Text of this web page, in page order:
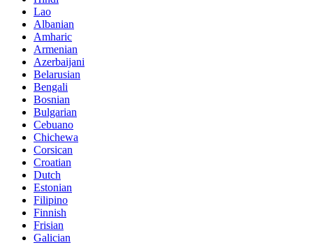
Lao
Albanian
Amharic
Armenian
Azerbaijani
Belarusian
Bengali
Bosnian
Bulgarian
Cebuano
Chichewa
Corsican
Croatian
Dutch
Estonian
Filipino
Finnish
Frisian
Galician